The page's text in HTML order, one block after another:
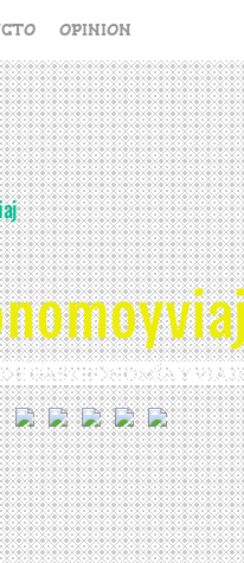
OPINION
GASTRONOMÍA Y